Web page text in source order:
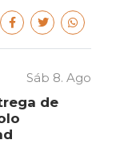
Sáb 8. Ago
de